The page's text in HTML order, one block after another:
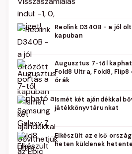
Reolink D340B - a jól
kapuban
Augusztus 7-től
Fold8 Ultra, Fold8,
órák
Ismét két ajándékkal
játékkönyvtárunkat
Elkészült az első
heten küldenek